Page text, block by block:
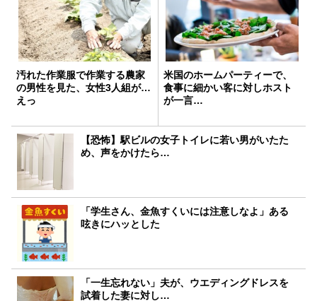
汚れた作業服で作業する農家
の男性を見た、女性3人組が…
えっ
米国のホームパーティーで、
食事に細かい客に対しホスト
が一言…
【恐怖】駅ビルの女子トイレに若い男がいたた
め、声をかけたら…
「学生さん、金魚すくいには注意しなよ」ある
呟きにハッとした
「一生忘れない」夫が、ウエディングドレスを
試着した妻に対し…